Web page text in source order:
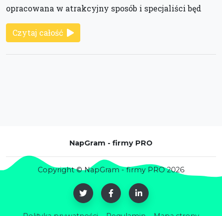
opracowana w atrakcyjny sposób i specjaliści będ
Czytaj całość
NapGram - firmy PRO
Copyright © NapGram - firmy PRO 2026